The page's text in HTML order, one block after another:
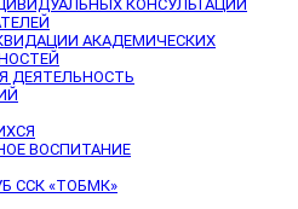
КОНСУЛЬТАЦИЙ
АКАДЕМИЧЕСКИХ
ДЕЯТЕЛЬНОСТЬ
ВОСПИТАНИЕ
ССК «ТОБМК»